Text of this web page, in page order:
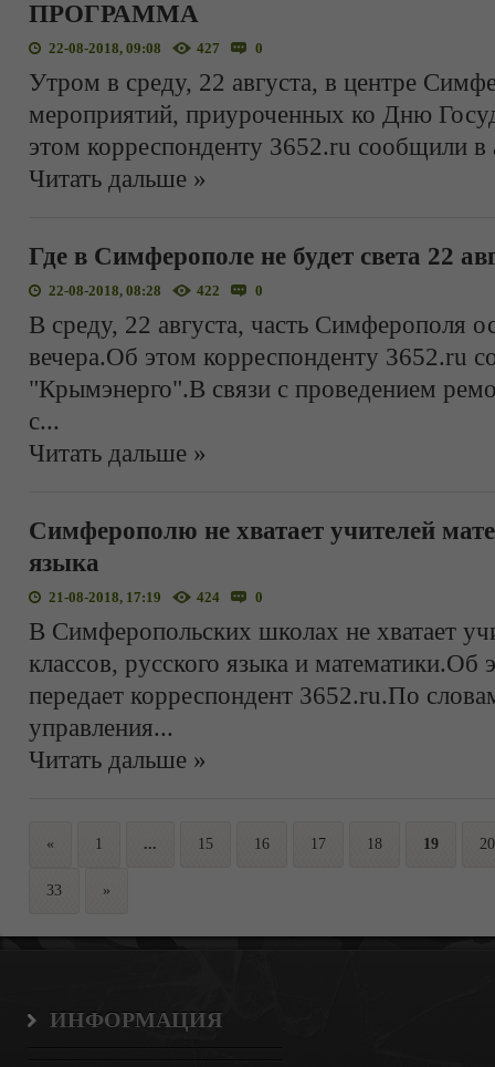
ПРОГРАММА
22-08-2018, 09:08 427 0
Утром в среду, 22 августа, в центре
мероприятий, приуроченных ко Дню
этом корреспонденту 3652.ru сообщили в
Читать дальше »
Где в Симферополе не будет света 22
22-08-2018, 08:28 422 0
В среду, 22 августа, часть Симферополя
вечера.Об этом корреспонденту 3652.ru
"Крымэнерго".В связи с проведением
с...
Читать дальше »
Симферополю не хватает учителей
языка
21-08-2018, 17:19 424 0
В Симферопольских школах не хватает
классов, русского языка и
передает корреспондент 3652.ru.По
управления...
Читать дальше »
« 1 ... 15 16 17 18 19 20
33 »
ИНФОРМАЦИЯ